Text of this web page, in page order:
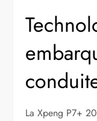
La Xpeng P7+